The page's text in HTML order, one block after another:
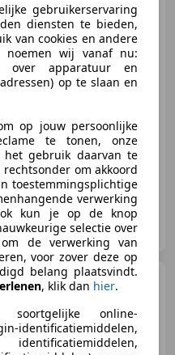
Airco | C
€ 18.900
Excl. BTW
150 kW (204 PK)
Volkswagen Caddy
2.0 TDI L2 102PK | Arico | Cruise
| Parkeerse
€ 9.600
gebruikerservaring
diensten te bieden,
van cookies en andere
noemen wij vanaf nu:
over apparatuur en
op te slaan en
op jouw persoonlijke
te tonen, onze
gebruik daarvan te
om akkoord
toestemmingsplichtige
verwerking
kun je op de knop
selectie over
de verwerking van
voor zover deze op
belang plaatsvindt.
, klik dan hier.
online-
identificatiemiddelen,